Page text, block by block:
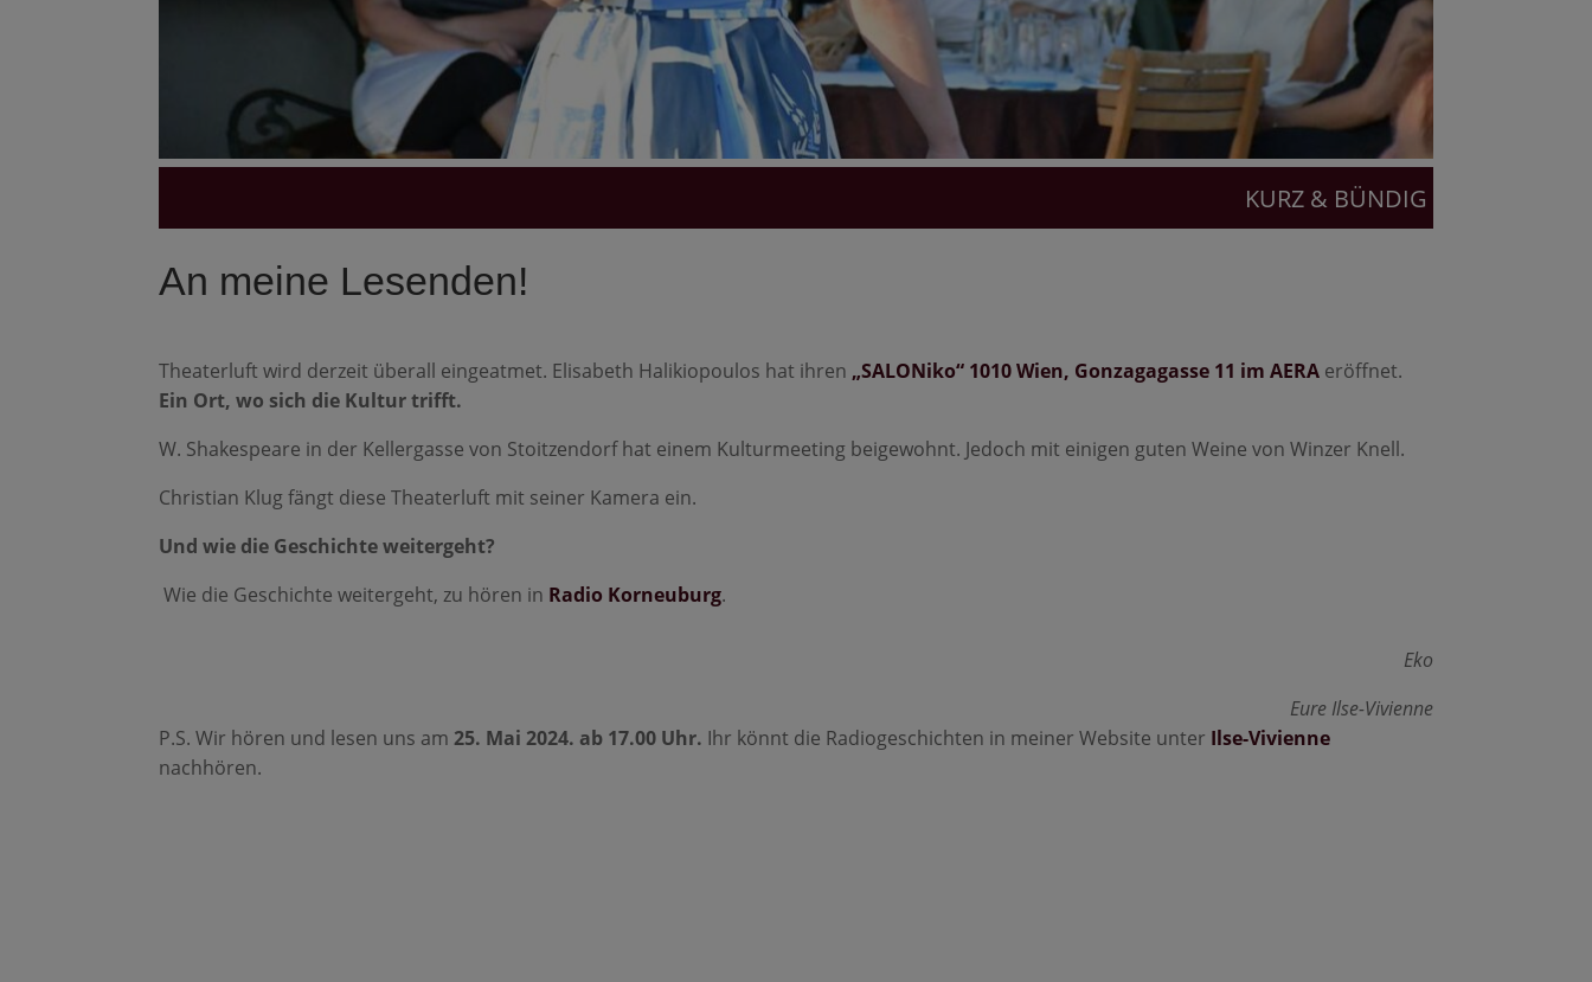
KURZ & BÜNDIG
An meine Lesenden!
Theaterluft wird derzeit überall eingeatmet. Elisabeth Halikiopoulos hat ihren „SALONiko“ 1010 Wien, Gonzagagasse 11 im AERA eröffnet.
Ein Ort, wo sich die Kultur trifft.
W. Shakespeare in der Kellergasse von Stoitzendorf hat einem Kulturmeeting beigewohnt. Jedoch mit einigen guten Weine von Winzer Knell.
Christian Klug fängt diese Theaterluft mit seiner Kamera ein.
Und wie die Geschichte weitergeht?
Wie die Geschichte weitergeht, zu hören in Radio Korneuburg.
Eko
Eure Ilse-Vivienne
P.S. Wir hören und lesen uns am25. Mai 2024. ab 17.00 Uhr. Ihr könnt die Radiogeschichten in meiner Website unter Ilse-Vivienne
nachhören.